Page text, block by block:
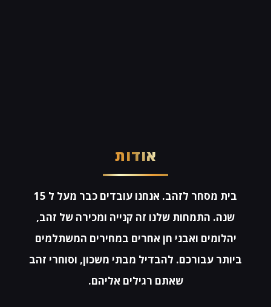
אודות
בית מסחר לזהב. אנחנו עובדים כבר מעל ל 15
שנה. התמחות שלנו זה קנייה ומכירה של זהב,
יהלומים ואבני חן אחרים במחירים המשתלמים
ביותר עבורכם. להבדיל מבתי משכון, וסוחרי זהב
שאתם רגילים אליהם.